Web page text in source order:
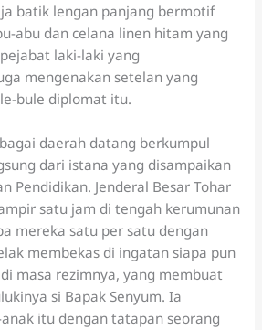
batik lengan panjang bermotif
abu dan celana linen hitam yang
laki-laki yang
mengenakan setelan yang
bule diplomat itu.
daerah datang berkumpul
dari istana yang disampaikan
Pendidikan. Jenderal Besar Tohar
satu jam di tengah kerumunan
mereka satu per satu dengan
membekas di ingatan siapa pun
masa rezimnya, yang membuat
si Bapak Senyum. Ia
itu dengan tatapan seorang